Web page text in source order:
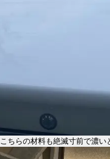
ちらの材料も絶滅寸前で濃い